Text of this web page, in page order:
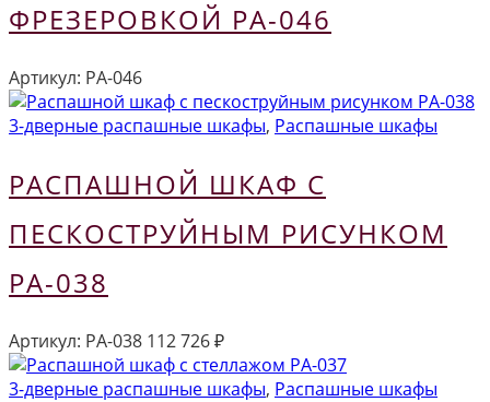
ФРЕЗЕРОВКОЙ РА-046
Артикул: РА-046
3-дверные распашные шкафы, Распашные шкафы
РАСПАШНОЙ ШКАФ С
ПЕСКОСТРУЙНЫМ РИСУНКОМ
РА-038
Артикул: РА-038 112 726₽
3-дверные распашные шкафы, Распашные шкафы